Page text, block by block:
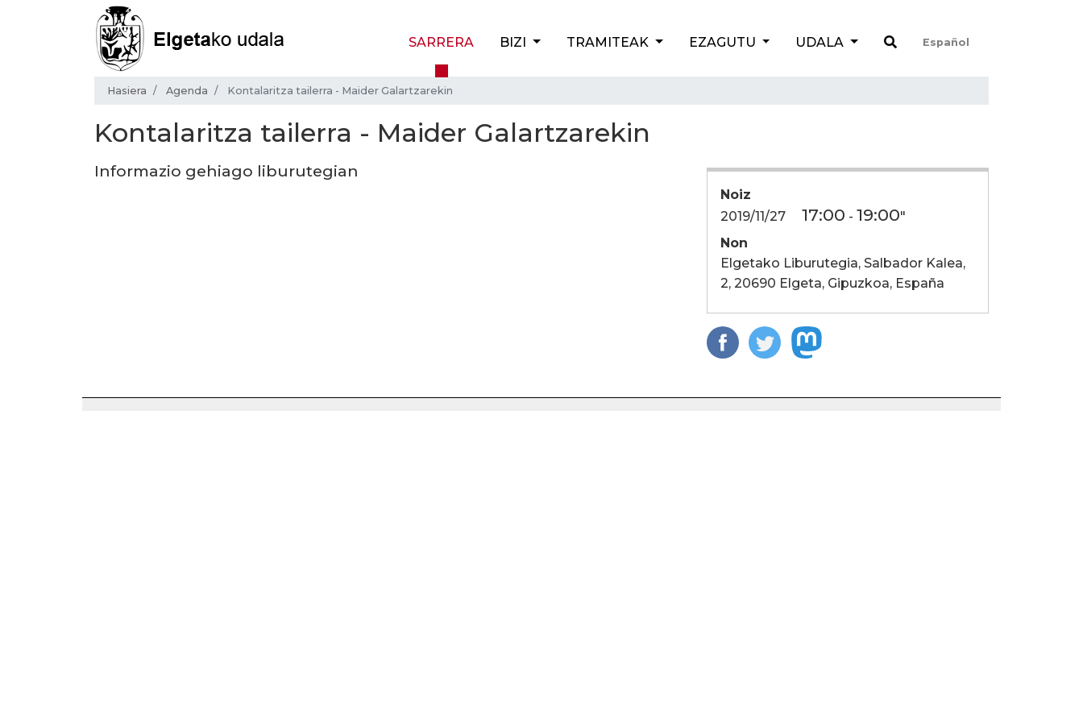
SARRERA BIZI TRAMITEAK EZAGUTU UDALA Español
Hasiera Agenda Kontalaritza tailerra - Maider Galartzarekin
Kontalaritza tailerra - Maider Galartzarekin
Noiz
2019/11/27
17:00 - 19:00"
Non
Elgetako Liburutegia, Salbador Kalea,
2, 20690 Elgeta, Gipuzkoa, España
Informazio gehiago liburutegian